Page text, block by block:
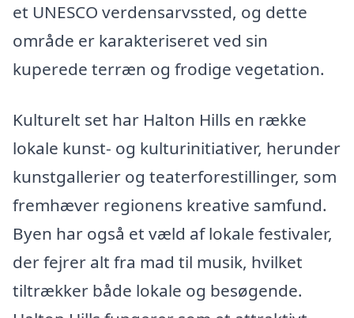
et UNESCO verdensarvssted, og dette
område er karakteriseret ved sin
kuperede terræn og frodige vegetation.
Kulturelt set har Halton Hills en række
lokale kunst- og kulturinitiativer, herunder
kunstgallerier og teaterforestillinger, som
fremhæver regionens kreative samfund.
Byen har også et væld af lokale festivaler,
der fejrer alt fra mad til musik, hvilket
tiltrækker både lokale og besøgende.